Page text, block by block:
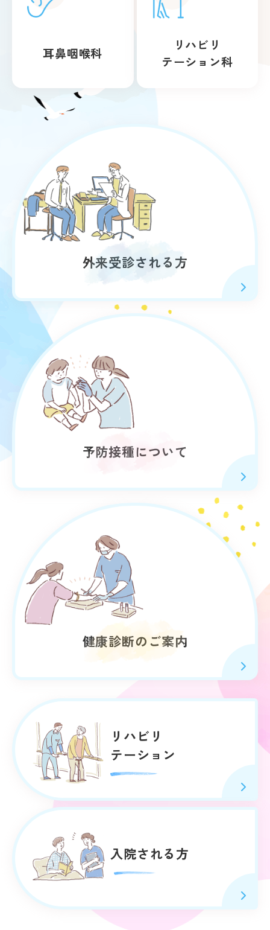
耳鼻咽喉科
リハビリ
テーション科
外来受診される方
予防接種について
健康診断のご案内
リハビリ
テーション
入院される方